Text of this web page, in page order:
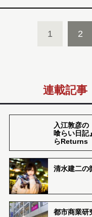
1 2
連載記事
入江敦彦の
喰らい日記
らReturns
清水建二の
都市商業研